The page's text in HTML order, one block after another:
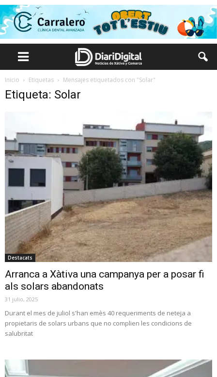
Inicio Etiquetas Mensajes etiquetados con "Solar"
Etiqueta: Solar
Destacats
Arranca a Xàtiva una campanya per a posar fi
als solars abandonats
31 julio, 2025
Durant el mes de juliol s'han emès 40 requeriments de neteja a
propietaris de solars urbans que no complien les condicions de
salubritat